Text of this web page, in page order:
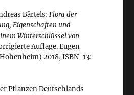
Bärtels: Flora der
Eigenschaften und
Winterschlüssel von
Auflage. Eugen
2018, ISBN-13:
Pflanzen Deutschlands